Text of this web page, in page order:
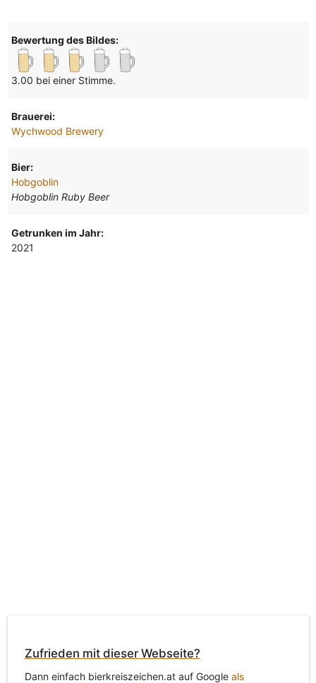
Bewertung des Bildes:
3.00 bei einer Stimme.
Brauerei:
Wychwood Brewery
Bier:
Hobgoblin
Hobgoblin Ruby Beer
Getrunken im Jahr:
2021
Zufrieden mit dieser Webseite?
Dann einfach bierkreiszeichen.at auf Google als